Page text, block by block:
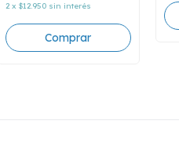
2 x$12.950 sin interés